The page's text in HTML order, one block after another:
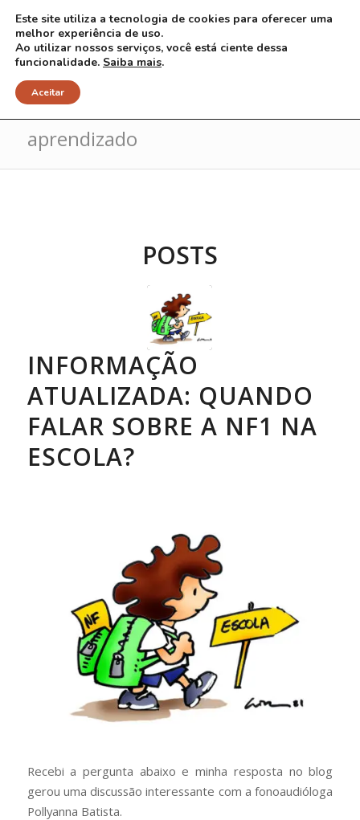
Arquivo para Tag: dificuldades de
aprendizado
POSTS
INFORMAÇÃO
ATUALIZADA: QUANDO
FALAR SOBRE A NF1 NA
ESCOLA?
Recebi a pergunta abaixo e minha resposta no blog
gerou uma discussão interessante com a fonoaudióloga
Pollyanna Batista.
Este site utiliza a tecnologia de cookies para oferecer uma
melhor experiência de uso.
Ao utilizar nossos serviços, você está ciente dessa
funcionalidade. Saiba mais.
Aceitar